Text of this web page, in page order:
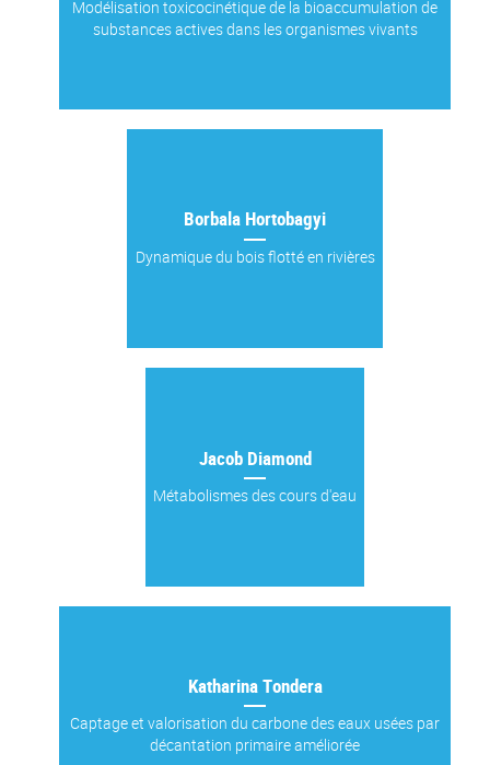
Modélisation toxicocinétique de la bioaccumulation de
substances actives dans les organismes vivants
Borbala Hortobagyi
Dynamique du bois flotté en rivières
Jacob Diamond
Métabolismes des cours d'eau
Katharina Tondera
Captage et valorisation du carbone des eaux usées par
décantation primaire améliorée